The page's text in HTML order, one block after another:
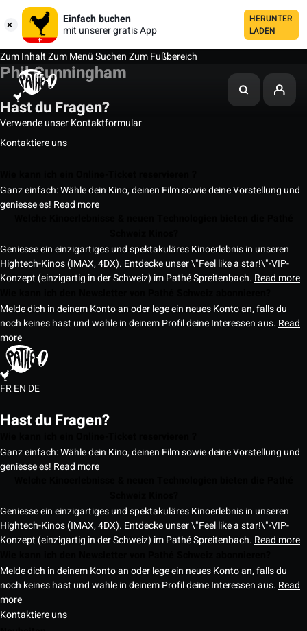
Einfach buchen
mit unserer gratis App
HERUNTER
LADEN
Zum InhaltZum MenüSuchenZum Fußbereich
Phil Cunningham
Hast du Fragen?
Verwende unser Kontaktformular
Kontaktiere uns
Ganz einfach: Wähle dein Kino, deinen Film sowie deine Vorstellung und
geniesse es! Read more
Geniesse ein einzigartiges und spektakuläres Kinoerlebnis in unseren
Hightech-Kinos (IMAX, 4DX). Entdecke unser \"Feel like a star!\"-VIP-
Konzept (einzigartig in der Schweiz) im Pathé Spreitenbach. Read more
Melde dich in deinem Konto an oder lege ein neues Konto an, falls du
noch keines hast und wähle in deinem Profil deine Interessen aus. Read
more
FREN DE
Hast du Fragen?
Ganz einfach: Wähle dein Kino, deinen Film sowie deine Vorstellung und
geniesse es! Read more
Geniesse ein einzigartiges und spektakuläres Kinoerlebnis in unseren
Hightech-Kinos (IMAX, 4DX). Entdecke unser \"Feel like a star!\"-VIP-
Konzept (einzigartig in der Schweiz) im Pathé Spreitenbach. Read more
Melde dich in deinem Konto an oder lege ein neues Konto an, falls du
noch keines hast und wähle in deinem Profil deine Interessen aus. Read
more
Kontaktiere uns